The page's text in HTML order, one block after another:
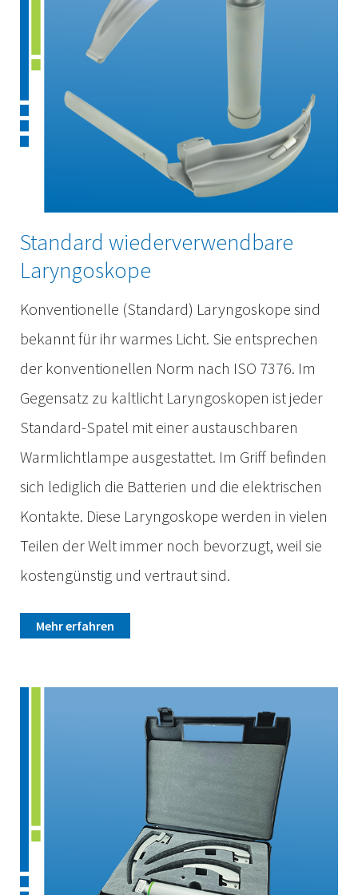
Standard wiederverwendbare
Laryngoskope
Konventionelle (Standard) Laryngoskope sind
bekannt für ihr warmes Licht. Sie entsprechen
der konventionellen Norm nach ISO 7376. Im
Gegensatz zu kaltlicht Laryngoskopen ist jeder
Standard-Spatel mit einer austauschbaren
Warmlichtlampe ausgestattet. Im Griff befinden
sich lediglich die Batterien und die elektrischen
Kontakte. Diese Laryngoskope werden in vielen
Teilen der Welt immer noch bevorzugt, weil sie
kostengünstig und vertraut sind.
Mehr erfahren